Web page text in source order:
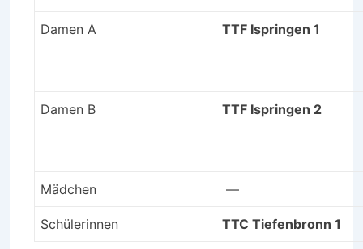
Damen A TTF Ispringen 1
Damen B TTF Ispringen 2
Mädchen —
Schülerinnen TTC Tiefenbronn 1